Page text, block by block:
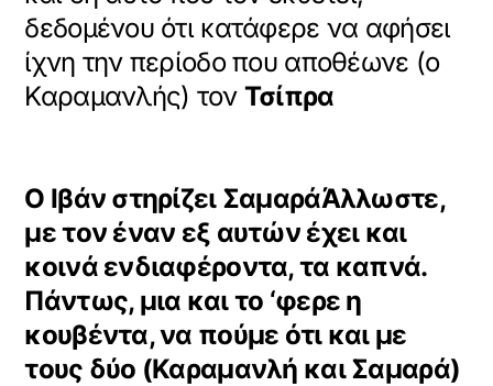
δεδομένου ότι κατάφερε να αφήσει
ίχνη την περίοδο που αποθέωνε (ο
Καραμανλής) τον Τσίπρα
Ο Ιβάν στηρίζει ΣαμαράΆλλωστε,
με τον έναν εξ αυτών έχει και
κοινά ενδιαφέροντα, τα καπνά.
Πάντως, μια και το ‘φερε η
κουβέντα, να πούμε ότι και με
τους δύο (Καραμανλή και Σαμαρά)